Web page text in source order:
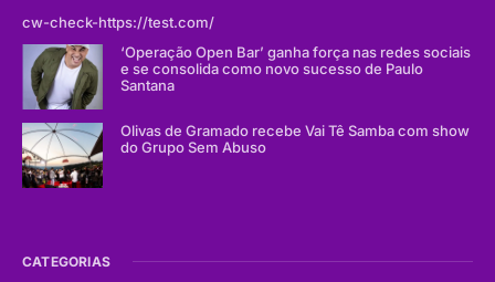
cw-check-https://test.com/
‘Operação Open Bar’ ganha força nas redes sociais
e se consolida como novo sucesso de Paulo
Santana
Olivas de Gramado recebe Vai Tê Samba com show
do Grupo Sem Abuso
CATEGORIAS